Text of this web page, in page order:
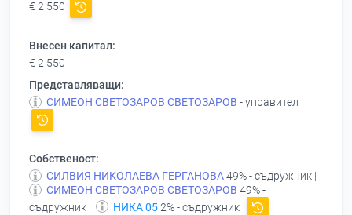
€ 2 550
Внесен капитал:
€ 2 550
Представляващи:
СИМЕОН СВЕТОЗАРОВ СВЕТОЗАРОВ - управител
Собственост:
СИЛВИЯ НИКОЛАЕВА ГЕРГАНОВА49% - съдружник |
СИМЕОН СВЕТОЗАРОВ СВЕТОЗАРОВ 49% -
съдружник |
НИКА 052% - съдружник